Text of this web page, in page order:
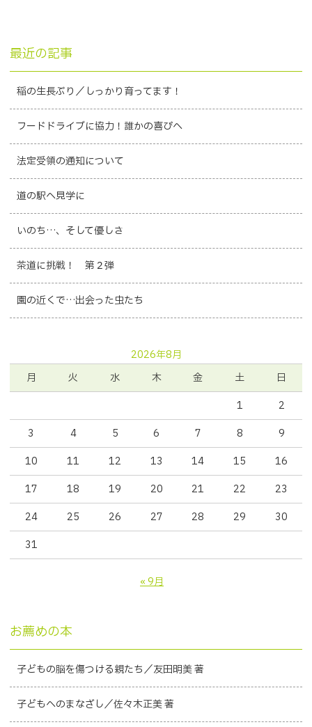
最近の記事
稲の生長ぶり／しっかり育ってます！
フードドライブに協力！誰かの喜びへ
法定受領の通知について
道の駅へ見学に
いのち…、そして優しさ
茶道に挑戦！ 第２弾
園の近くで…出会った虫たち
2026年8月
月
火 水 木 金 土
日
1
2
3
4 5 6 7 8
9
10
11 12 13 14 15
16
17
18 19 20 21 22
23
24
25 26 27 28 29
30
31
« 9月
お薦めの本
子どもの脳を傷つける親たち／友田明美 著
子どもへのまなざし／佐々木正美 著